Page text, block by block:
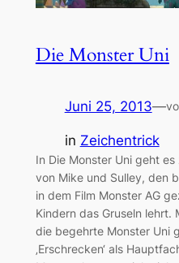
Die Monster Uni
Juni 25, 2013—
in Zeichentrick
In Die Monster Uni geht
von Mike und Sulley, den
in dem Film Monster AG
Kindern das Gruseln lehrt.
die begehrte Monster Uni
‚Erschrecken‘ als